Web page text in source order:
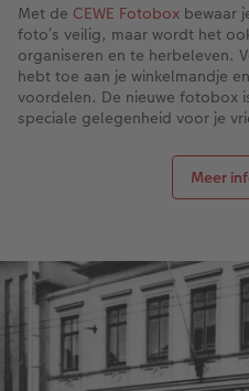
Met de CEWE Fotobox bewaar
foto’s veilig, maar wordt het
organiseren en te herbeleven.
hebt toe aan je winkelmandje
voordelen. De nieuwe fotobox
speciale gelegenheid voor je
Meer